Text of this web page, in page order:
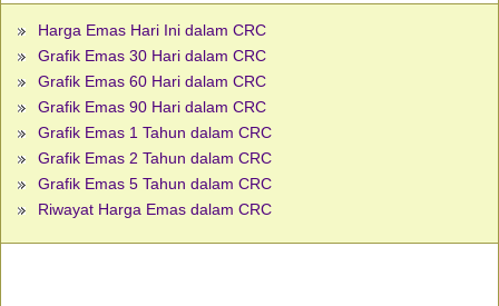
Harga Emas Hari Ini dalam CRC
Grafik Emas 30 Hari dalam CRC
Grafik Emas 60 Hari dalam CRC
Grafik Emas 90 Hari dalam CRC
Grafik Emas 1 Tahun dalam CRC
Grafik Emas 2 Tahun dalam CRC
Grafik Emas 5 Tahun dalam CRC
Riwayat Harga Emas dalam CRC